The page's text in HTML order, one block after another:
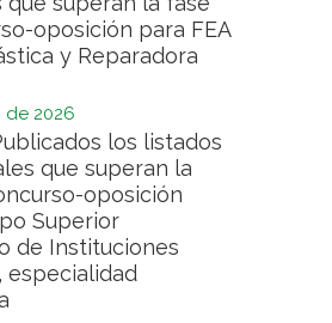
oposición para FEA
y Reparadora
de 2026
los listados
que superan la
oposición
Superior
de Instituciones
especialidad